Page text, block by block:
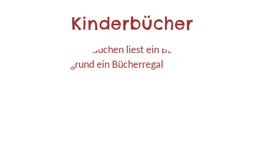
Kinderbücher